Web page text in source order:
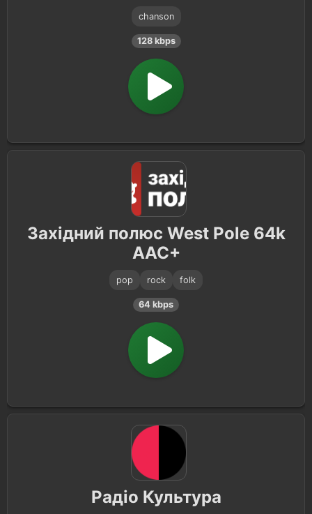
chanson
128 kbps
Західний полюс West Pole 64k
AAC+
pop rock folk
64 kbps
Радіо Культура